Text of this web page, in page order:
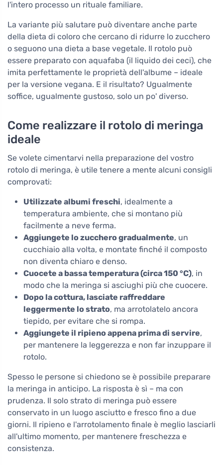
l'intero processo un rituale familiare.
La variante più salutare può diventare anche parte
della dieta di coloro che cercano di ridurre lo zucchero
o seguono una dieta a base vegetale. Il rotolo può
essere preparato con aquafaba (il liquido dei ceci), che
imita perfettamente le proprietà dell'albume – ideale
per la versione vegana. E il risultato? Ugualmente
soffice, ugualmente gustoso, solo un po' diverso.
Come realizzare il rotolo di meringa
ideale
Se volete cimentarvi nella preparazione del vostro
rotolo di meringa, è utile tenere a mente alcuni consigli
comprovati:
Utilizzate albumi freschi, idealmente a
temperatura ambiente, che si montano più
facilmente a neve ferma.
Aggiungete lo zucchero gradualmente, un
cucchiaio alla volta, e montate finché il composto
non diventa chiaro e denso.
Cuocete a bassa temperatura (circa 150 °C), in
modo che la meringa si asciughi più che cuocere.
Dopo la cottura, lasciate raffreddare
leggermente lo strato, ma arrotolatelo ancora
tiepido, per evitare che si rompa.
Aggiungete il ripieno appena prima di servire,
per mantenere la leggerezza e non far inzuppare il
rotolo.
Spesso le persone si chiedono se è possibile preparare
la meringa in anticipo. La risposta è sì – ma con
prudenza. Il solo strato di meringa può essere
conservato in un luogo asciutto e fresco fino a due
giorni. Il ripieno e l'arrotolamento finale è meglio lasciarli
all'ultimo momento, per mantenere freschezza e
consistenza.